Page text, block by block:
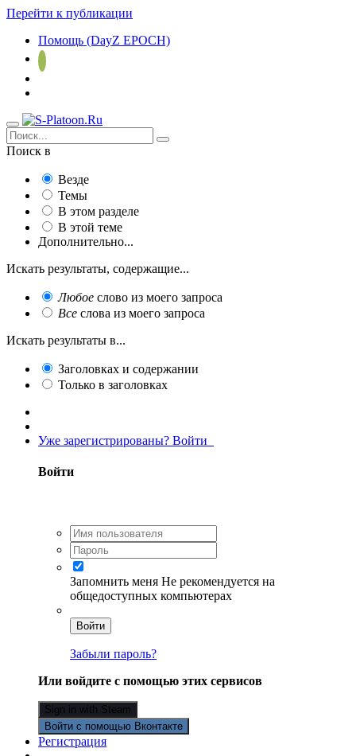
Перейти к публикации
Помощь (DayZ EPOCH)
Поиск в
Везде
Темы
В этом разделе
В этой теме
Дополнительно...
Искать результаты, содержащие...
Любое слово из моего запроса
Все слова из моего запроса
Искать результаты в...
Заголовках и содержании
Только в заголовках
Уже зарегистрированы? Войти
Войти
Запомнить меня Не рекомендуется на
общедоступных компьютерах
Войти
Забыли пароль?
Или войдите с помощью этих сервисов
Sign in with Steam
Войти с помощью Вконтакте
Регистрация